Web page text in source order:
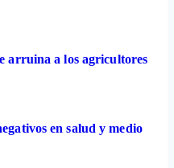
arruina a los agricultores
en salud y medio